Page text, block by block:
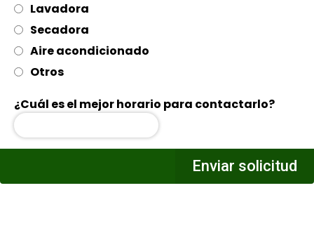
Lavadora
Secadora
Aire acondicionado
Otros
⁠¿Cuál es el mejor horario para contactarlo?
Enviar solicitud